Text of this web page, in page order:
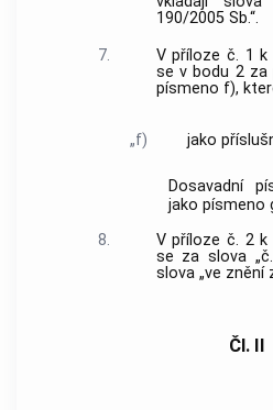
190/2005 Sb.“.
7.
V příloze č. 1 k
se v bodu 2 za
písmeno f),
„f) jako
Dosavadní
jako písmeno
8.
V příloze č. 2 k
se za slova
slova „ve znění
Čl. II